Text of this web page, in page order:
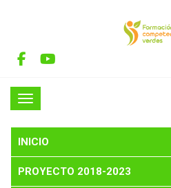
INICIO
PROYECTO 2018-2023